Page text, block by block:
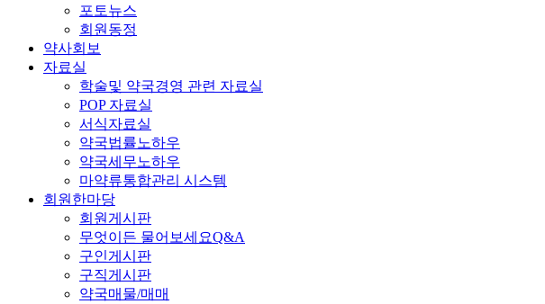
포토뉴스
회원동정
약사회보
자료실
학술및 약국경영 관련 자료실
POP 자료실
서식자료실
약국법률노하우
약국세무노하우
마약류통합관리 시스템
회원한마당
회원게시판
무엇이든 물어보세요Q&A
구인게시판
구직게시판
약국매물/매매